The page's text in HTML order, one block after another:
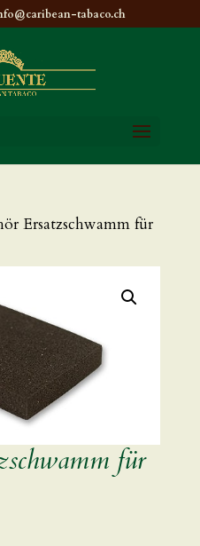
tabaco.ch
Ersatzschwamm für
für